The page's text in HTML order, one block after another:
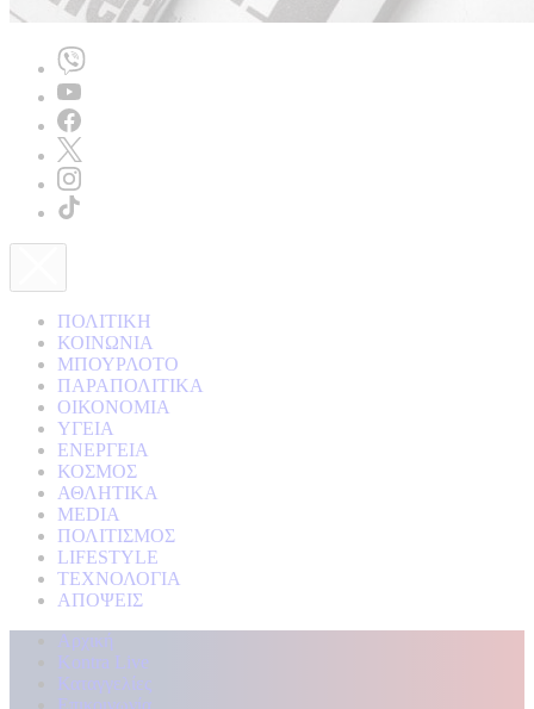
ΠΟΛΙΤΙΚΗ
ΚΟΙΝΩΝΙΑ
ΜΠΟΥΡΛΟΤΟ
ΠΑΡΑΠΟΛΙΤΙΚΑ
ΟΙΚΟΝΟΜΙΑ
ΥΓΕΙΑ
ΕΝΕΡΓΕΙΑ
ΚΟΣΜΟΣ
ΑΘΛΗΤΙΚΑ
MEDIA
ΠΟΛΙΤΙΣΜΟΣ
LIFESTYLE
ΤΕΧΝΟΛΟΓΙΑ
ΑΠΟΨΕΙΣ
Αρχική
Kontra Live
Καταγγελίες
Επικοινωνία